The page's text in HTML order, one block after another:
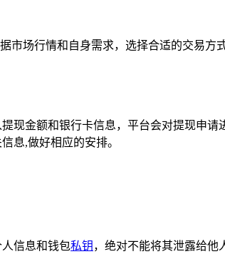
市场行情和自身需求，选择合适的交易
现金额和银行卡信息，平台会对提现申
息,做好相应的安排。
信息和钱包私钥 ，绝对不能将其泄露给他